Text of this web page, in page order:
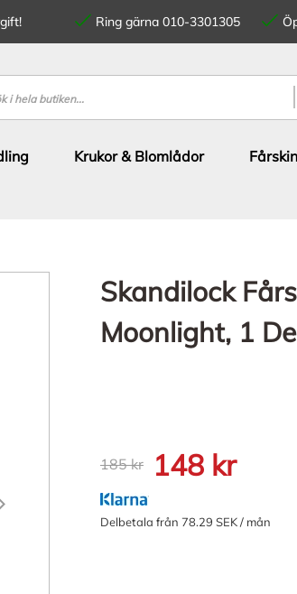
Ring gärna 010-3301305
Krukor & Blomlådor
Skandilock
Moonlight, 1
185 kr 148 kr
Delbetala från 78.29 SEK / mån